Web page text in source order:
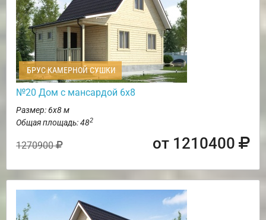
БРУС КАМЕРНОЙ СУШКИ
№20 Дом с мансардой 6х8
Размер: 6х8 м
Общая площадь: 482
1270900 от 1210400